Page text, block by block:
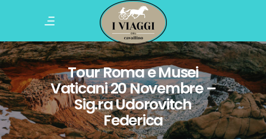
Tour Roma e Musei
Vaticani 20 Novembre –
Sig.ra Udorovitch
Federica